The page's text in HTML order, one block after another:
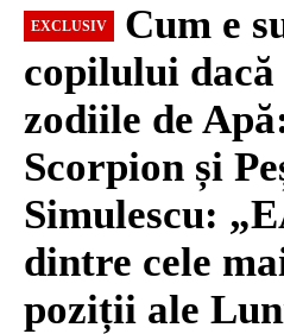
EXCLUSIV
Cum e
copilului
zodiile de
Scorpion și
Simulescu:
dintre cele
poziții ale